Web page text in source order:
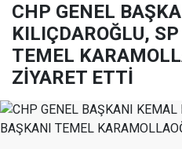
CHP GENEL
KILIÇDAROĞLU,
TEMEL
ZİYARET ETTİ